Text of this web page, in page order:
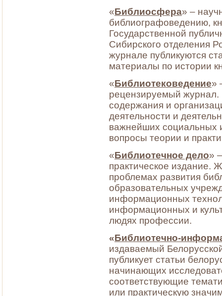
«Библиосфера» –
библиографоведению,
Государственной
Сибирского отделения
журнале публикуются
материалы по истории
«Библиотековедение»
рецензируемый
содержания и
деятельности и
важнейших социальных
вопросы теории и
«Библиотечное дело»
практическое издание.
проблемах развития
образовательных
информационных
информационных и
людях профессии.
«Библиотечно-
издаваемый
публикует статьи
начинающих
соответствующие
или практическую